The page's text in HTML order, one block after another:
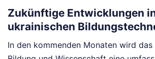
Zukünftige Entwicklungen
ukrainischen
In den kommenden Monaten wird